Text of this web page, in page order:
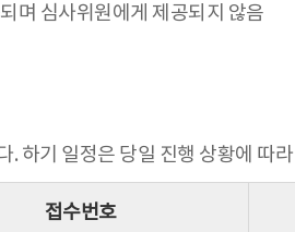
며 심사위원에게 제공되지 않음
하기 일정은 당일 진행 상황에 따
접수번호